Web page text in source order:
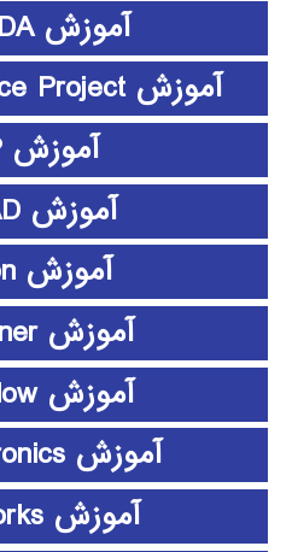
آموزش MAXQDA
آموزش Microsoft Office Project
آموزش PHP
آموزش PSCAD
آموزش python
آموزش rapidminer
آموزش ShowFlow
آموزش SimElectronics
آموزش SolidWorks